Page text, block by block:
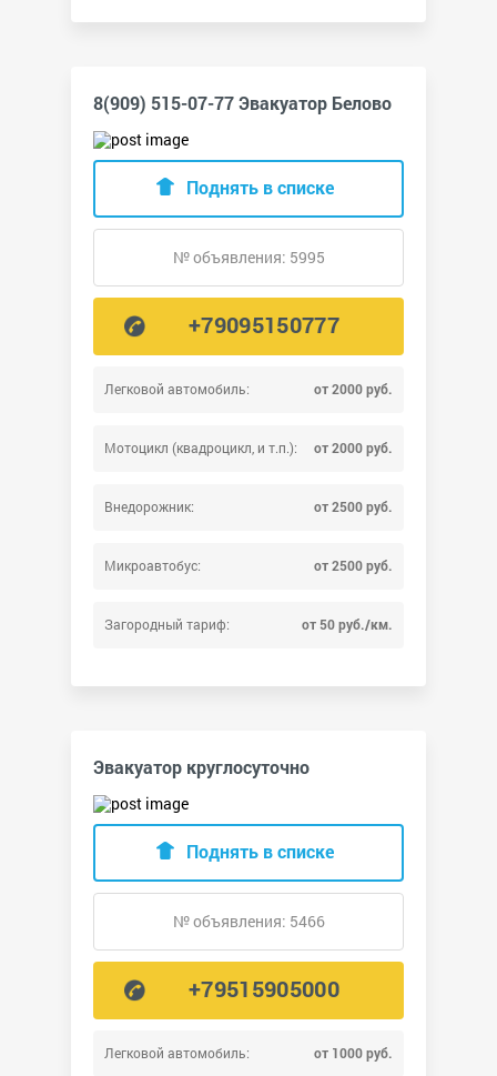
8(909) 515-07-77 Эвакуатор Белово
Легковой автомобиль: от 2000 руб.
Мотоцикл (квадроцикл, и т.п.): от 2000 руб.
Внедорожник: от 2500 руб.
Микроавтобус: от 2500 руб.
Загородный тариф: от 50 руб./км.
Поднять в списке
№ объявления: 5995
+79095150777
Эвакуатор круглосуточно
Легковой автомобиль: от 1000 руб.
Поднять в списке
№ объявления: 5466
+79515905000